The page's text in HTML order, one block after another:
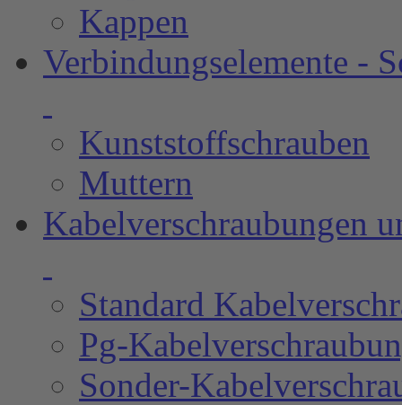
Kappen
Verbindungselemente -
Kunststoffschrauben
Muttern
Kabelverschraubungen
Standard
Pg-
Sonder-